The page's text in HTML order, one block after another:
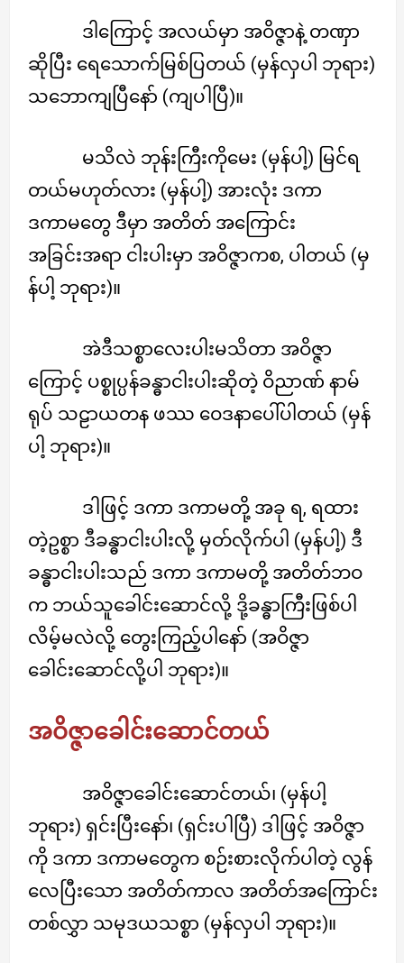
ဒါကြောင့် အလယ်မှာ အဝိဇ္ဇာနဲ့ တဏှာ
ဆိုပြီး ရေသောက်မြစ်ပြတယ် (မှန်လှပါ ဘုရား)
သဘောကျပြီနော် (ကျပါပြီ)။
မသိလဲ ဘုန်းကြီးကိုမေး (မှန်ပါ့) မြင်ရ
တယ်မဟုတ်လား (မှန်ပါ့) အားလုံး ဒကာ
ဒကာမတွေ ဒီမှာ အတိတ် အကြောင်း
အခြင်းအရာ ငါးပါးမှာ အဝိဇ္ဇာကစ, ပါတယ် (မှ
န်ပါ့ ဘုရား)။
အဲဒီသစ္စာလေးပါးမသိတာ အဝိဇ္ဇာ
ကြောင့် ပစ္စုပ္ပန်ခန္ဓာငါးပါးဆိုတဲ့ ဝိညာဏ် နာမ်
ရုပ် သဠာယတန ဖဿ ဝေဒနာပေါ်ပါတယ် (မှန်
ပါ့ ဘုရား)။
ဒါဖြင့် ဒကာ ဒကာမတို့ အခု ရ, ရထား
တဲ့ဥစ္စာ ဒီခန္ဓာငါးပါးလို့ မှတ်လိုက်ပါ (မှန်ပါ့) ဒီ
ခန္ဓာငါးပါးသည် ဒကာ ဒကာမတို့ အတိတ်ဘဝ
က ဘယ်သူခေါင်းဆောင်လို့ ဒို့ခန္ဓာကြီးဖြစ်ပါ
လိမ့်မလဲလို့ တွေးကြည့်ပါနော် (အဝိဇ္ဇာ
ခေါင်းဆောင်လို့ပါ ဘုရား)။
အဝိဇ္ဇာခေါင်းဆောင်တယ်
အဝိဇ္ဇာခေါင်းဆောင်တယ်၊ (မှန်ပါ့
ဘုရား) ရှင်းပြီးနော်၊ (ရှင်းပါပြီ) ဒါဖြင့် အဝိဇ္ဇာ
ကို ဒကာ ဒကာမတွေက စဉ်းစားလိုက်ပါတဲ့ လွန်
လေပြီးသော အတိတ်ကာလ အတိတ်အကြောင်း
တစ်လွှာ သမုဒယသစ္စာ (မှန်လှပါ ဘုရား)။